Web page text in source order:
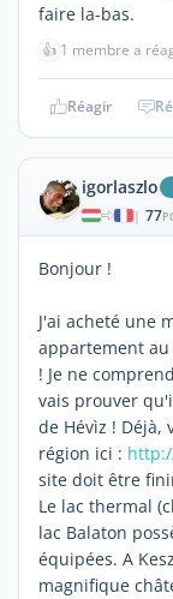
faire la-bas.
👍 1 membre a
Réagir
igorlaszlo
| 77
Bonjour !
J'ai acheté une
appartement au
! Je ne
vais prouver
de Hévìz ! Déjà,
région ici :
site doit être
Le lac thermal
lac Balaton
équipées. A
magnifique